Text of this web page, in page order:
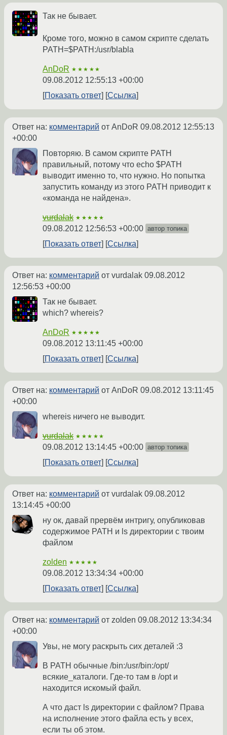
Так не бывает.
Кроме того, можно в самом скрипте сделать
PATH=$PATH:/usr/blabla
AnDoR ★★★★★
09.08.2012 12:55:13 +00:00
Показать ответ
Ссылка
Ответ на: комментарий от AnDoR 09.08.2012 12:55:13
+00:00
Повторяю. В самом скрипте PATH
правильный, потому что echo $PATH
выводит именно то, что нужно. Но попытка
запустить команду из этого PATH приводит к
«команда не найдена».
vurdalak ★★★★★
09.08.2012 12:56:53 +00:00 автор топика
Показать ответ Ссылка
Ответ на: комментарий от vurdalak 09.08.2012
12:56:53 +00:00
Так не бывает.
which? whereis?
AnDoR ★★★★★
09.08.2012 13:11:45 +00:00
Показать ответ
Ссылка
Ответ на: комментарий от AnDoR 09.08.2012 13:11:45
+00:00
whereis ничего не выводит.
vurdalak ★★★★★
09.08.2012 13:14:45 +00:00 автор топика
Показать ответ Ссылка
Ответ на: комментарий от vurdalak 09.08.2012
13:14:45 +00:00
ну ок, давай прервём интригу, опубликовав
содержимое PATH и ls директории с твоим
файлом
zolden ★★★★★
09.08.2012 13:34:34 +00:00
Показать ответ
Ссылка
Ответ на: комментарий от zolden 09.08.2012 13:34:34
+00:00
Увы, не могу раскрыть сих деталей :3
В PATH обычные /bin:/usr/bin:/opt/
всякие_каталоги. Где-то там в /opt и
находится искомый файл.
А что даст ls директории с файлом? Права
на исполнение этого файла есть у всех,
если ты об этом.